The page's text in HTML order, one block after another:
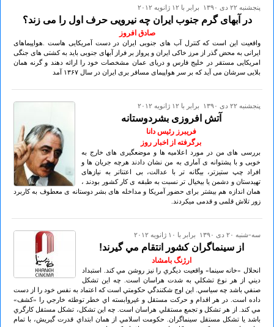
پنجشنبه ۲۲ دی ۱۳۹۰ برابر با ۱۲ ژانويه ۲۰۱۲
در آبهای گرم جنوب ایران چه نیرویی حرف اول را می زند؟
صادق افروز
واقعیت این است که کنترل آب های جنوبی ایران در دست آمریکایی هاست .هواپیماهای
ایرانی به محض گذر از مرز خاکی ایران و پرواز بر فراز آبهای جنوبی باید به کشتی های جنگی
امریکایی مستقر در خلیج فارس و دریای عمان مشخصات خود را ارائه دهند و گرنه همان
بلایی سرشان می آید که بر سر هواپیمای مسافر بری ایران در سال ۱۳۶۷ آمد
پنجشنبه ۲۲ دی ۱۳۹۰ برابر با ۱۲ ژانويه ۲۰۱۲
آتش افروزی بشردوستانه
فریبرز رئیس دانا
برگرفته از اخبار روز
بررسی‏ های من در مورد اعلامیه‏ ها و موضع‏گیری‏ های خارج به
خوبی و با پشتوانه‏ ی آماری به من نشان دادند هرچه جریان ها و
افراد چپ ستیزتر، بیگانه‏ تر با عدالت، بی‏ اعتناتر به نیازهای
تهیدستان و دشمن یا بی‏خیال تر نسبت به طبقه‏ ی کار کشور بودند ،
همان اندازه هم بیشتر برای حضور آمریکا و مداخله‏ های بشر دوستانه‏ ی معطوف به کاربرد
زور تلاش قلمی و قدمی می‏کردند.
سه-شنبه ۲۰ دی ۱۳۹۰ برابر با ۱۰ ژانويه ۲۰۱۲
از سينماگران کشور انتقام مي گيرند!
ارژنگ بامشاد
انحلال «خانه سينما» واقعيت ديگري را نيز روشن مي کند. استبداد
ديني از هر نوع تشکلي به شدت هراسان است. چه اين تشکل
صنفي باشد چه سياسي. اين اوج شکنندگي حکومتي است که اعتماد به نفس خود را از دست
داده است. در هر اقدام و حرکت مستقل و غيروابسته اي خطر توطئه خارجي را «کشف»
مي کند. از هر تشکل و تجمع مستقلي هراسان است. چه اين تشکل، تشکل مستقل کارگري
باشد يا تشکل مستقل سينماگران. حکومت اسلامي از همان ابتداي قدرت گيريش، با تمام